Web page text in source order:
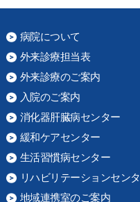
病院について
外来診療担当表
外来診療のご案内
入院のご案内
消化器肝臓病センター
緩和ケアセンター
生活習慣病センター
リハビリテーションセン
地域連携室のご案内